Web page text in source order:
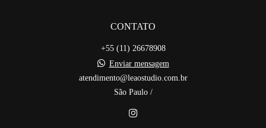
CONTATO
+55 (11) 26678908
Enviar mensagem
atendimento@leaostudio.com.br
São Paulo /